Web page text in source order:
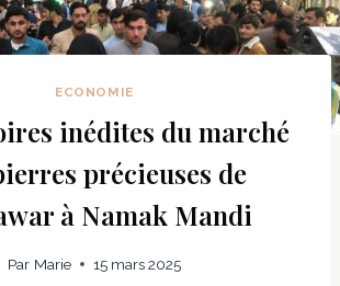
ECONOMIE
inédites du marché
précieuses de
à Namak Mandi
Par Marie 15 mars 2025